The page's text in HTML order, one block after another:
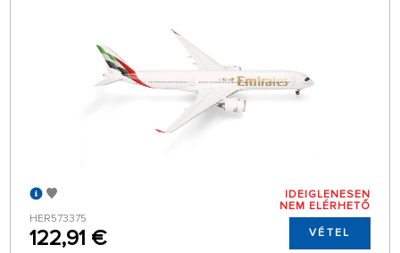
HER573375
122,91 €
IDEIGLENESEN
NEM ELÉRHETŐ
VÉTEL